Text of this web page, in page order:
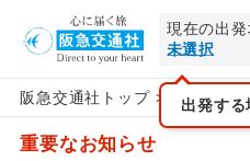
現在の出発
出発する
阪急交通社トップ > 海外旅行 >
重要なお知らせ
北海道
ヨーロッパ
この月をすべて選択
旅行タイプ
エコノミー
トラピックス
催行確定